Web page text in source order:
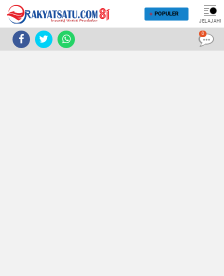
POPULER
JELAJAHI
0